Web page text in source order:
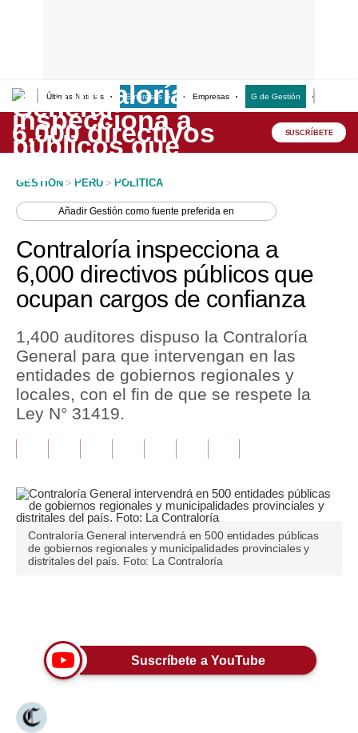
Últimas Noticias Empresas G Empresas G de Gestión
Lo último
Peru Quiosco
Economía
Mercados
Política
Tu Dinero
Finanzas Personales
Opinión
Editorial
Tendencias
Lujo
Viajes
SUSCRÍBETE
GESTION > PERU > POLITICA
AñadirGestión como fuente preferida en
Contraloría inspecciona a
6,000 directivos públicos que
ocupan cargos de confianza
1,400 auditores dispuso la Contraloría
General para que intervengan en las
entidades de gobiernos regionales y
locales, con el fin de que se respete la
Ley N° 31419.
Contraloría General intervendrá en 500 entidades públicas
de gobiernos regionales y municipalidades provinciales y
distritales del país. Foto: La Contraloría
Suscríbete a YouTube